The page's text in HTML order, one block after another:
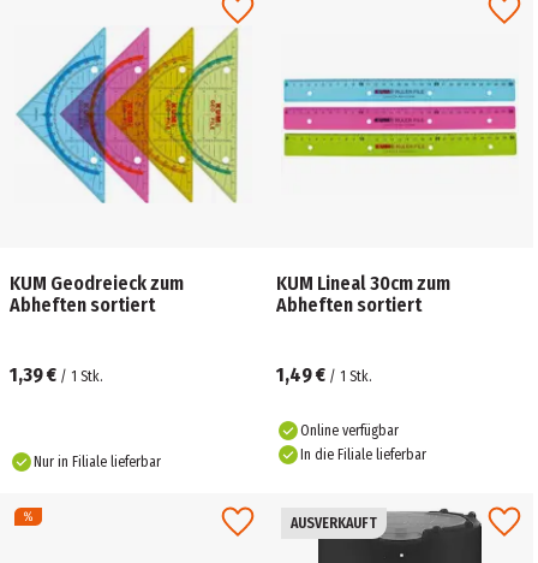
KUM Geodreieck zum
Abheften sortiert
1,39 € / 1 Stk.
Nur in Filiale lieferbar
KUM Lineal 30cm zum
Abheften sortiert
1,49 € / 1 Stk.
Online verfügbar
In die Filiale lieferbar
AUSVERKAUFT